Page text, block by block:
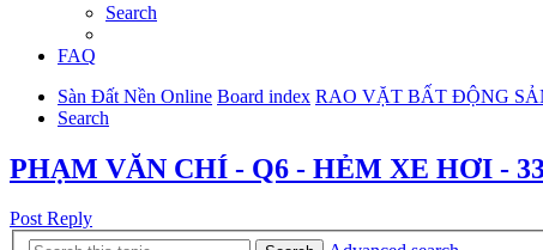
Search
FAQ
Sàn Đất Nền Online Board index RAO VẶT BẤT ĐỘNG
Search
PHẠM VĂN CHÍ - Q6 - HẺM XE HƠI -
Post Reply